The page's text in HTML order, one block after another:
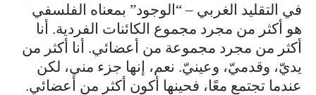
في التقليد الغربي – “الوجود” بمعناه الفلسفي
هو أكثر من مجرد مجموع الكائنات الفردية. أنا
أكثر من مجرد مجموعة من أعضائي. أنا أكثر من
يديّ، وقدميّ، وعينيّ. نعم، إنها جزء مني، لكن
عندما تجتمع معًا، فحينها أكون أكثر من أعضائي.